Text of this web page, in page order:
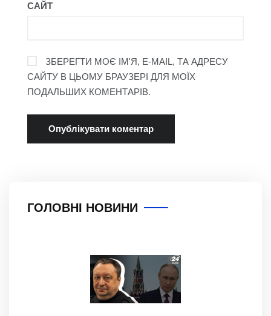
САЙТ
ЗБЕРЕГТИ МОЄ ІМ'Я, E-MAIL, ТА АДРЕСУ
САЙТУ В ЦЬОМУ БРАУЗЕРІ ДЛЯ МОЇХ
ПОДАЛЬШИХ КОМЕНТАРІВ.
ГОЛОВНІ НОВИНИ